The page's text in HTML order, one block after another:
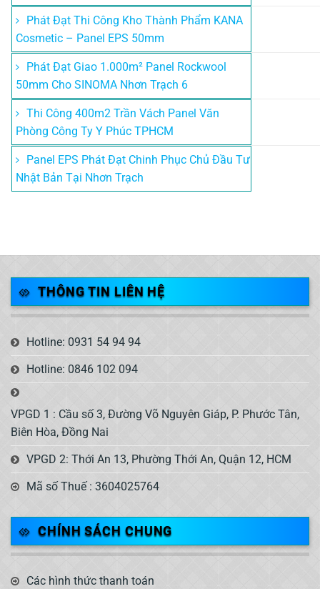
Phát Đạt Thi Công Kho Thành Phẩm KANA
Cosmetic – Panel EPS 50mm
Phát Đạt Giao 1.000m² Panel Rockwool
50mm Cho SINOMA Nhơn Trạch 6
Thi Công 400m2 Trần Vách Panel Văn
Phòng Công Ty Y Phúc TPHCM
Panel EPS Phát Đạt Chinh Phục Chủ Đầu Tư
Nhật Bản Tại Nhơn Trạch
THÔNG TIN LIÊN HỆ
Hotline: 0931 54 94 94
Hotline: 0846 102 094
VPGD 1 : Cầu số 3, Đường Võ Nguyên Giáp, P. Phước Tân,
Biên Hòa, Đồng Nai
VPGD 2: Thới An 13, Phường Thới An, Quận 12, HCM
Mã số Thuế : 3604025764
CHÍNH SÁCH CHUNG
Các hình thức thanh toán